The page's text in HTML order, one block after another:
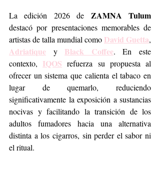
La edición 2026 de ZAMNA Tulum
destacó por presentaciones memorables de
artistas de talla mundial como David Guetta
Adriatique y Black Coffee. En este
contexto, IQOS refuerza su propuesta al
ofrecer un sistema que calienta el tabaco en
lugar de quemarlo, reduciendo
significativamente la exposición a sustancias
nocivas y facilitando la transición de los
adultos fumadores hacia una alternativa
distinta a los cigarros, sin perder el sabor ni
el ritual.